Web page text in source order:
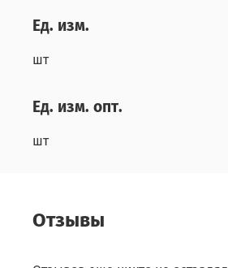
Ед. изм.
шт
Ед. изм. опт.
шт
Отзывы